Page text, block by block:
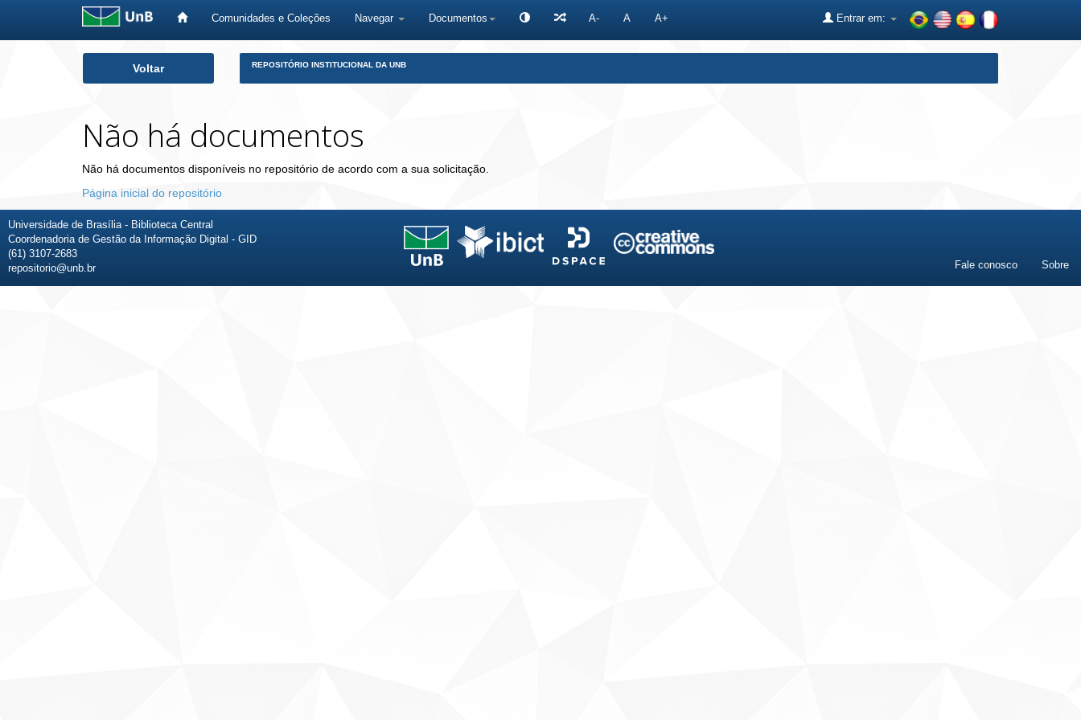
Comunidades e Coleções Navegar Documentos A- A A+ Entrar em:
Voltar REPOSITÓRIO INSTITUCIONAL DA UNB
Não há documentos
Não há documentos disponíveis no repositório de acordo com a sua solicitação.
Página inicial do repositório
Universidade de Brasília - Biblioteca Central
Coordenadoria de Gestão da Informação Digital - GID
(61) 3107-2683
repositorio@unb.br
Fale conosco Sobre